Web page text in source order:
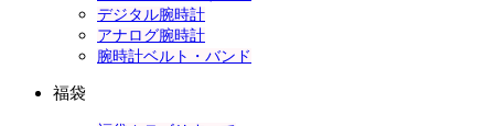
デジタル腕時計
アナログ腕時計
腕時計ベルト・バンド
福袋